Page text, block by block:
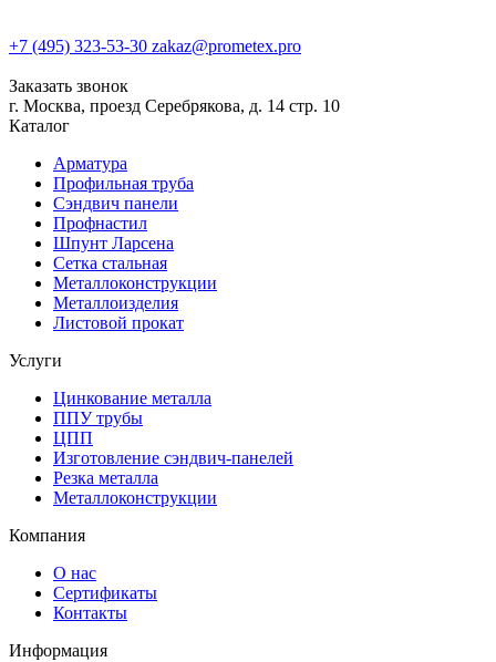
+7 (495) 323-53-30 zakaz@prometex.pro
Заказать звонок
г. Москва, проезд Серебрякова, д. 14 стр. 10
Каталог
Арматура
Профильная труба
Сэндвич панели
Профнастил
Шпунт Ларсена
Сетка стальная
Металлоконструкции
Металлоизделия
Листовой прокат
Услуги
Цинкование металла
ППУ трубы
ЦПП
Изготовление сэндвич-панелей
Резка металла
Металлоконструкции
Компания
О нас
Сертификаты
Контакты
Информация